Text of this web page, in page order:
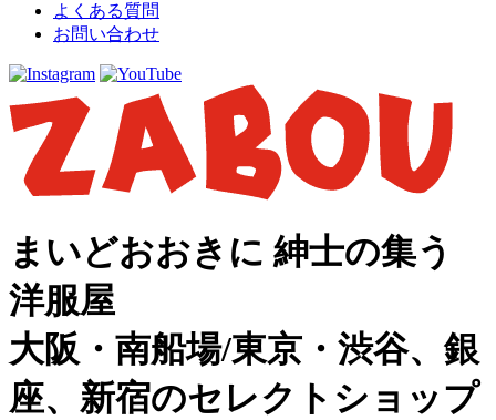
よくある質問
お問い合わせ
まいどおおきに 紳士の集う
洋服屋
大阪・南船場/東京・渋谷、銀
座、新宿のセレクトショップ